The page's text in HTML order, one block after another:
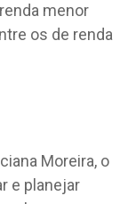
menor
os de renda
Moreira, o
e planejar